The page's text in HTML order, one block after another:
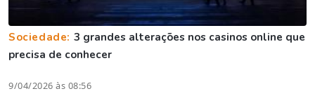
Sociedade: 3 grandes alterações nos casinos online que
precisa de conhecer
9/04/2026 às 08:56